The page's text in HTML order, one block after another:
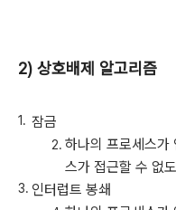
2) 상호배제 알고리즘
잠금
하나의 프로세스가
스가 접근할 수 없
인터럽트 봉쇄